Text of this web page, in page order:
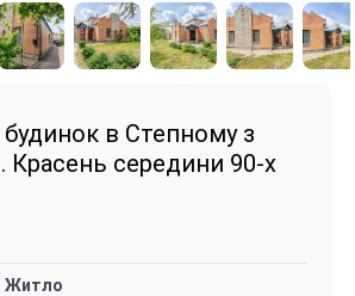
в Степному з
Красень середини 90-х
Житло